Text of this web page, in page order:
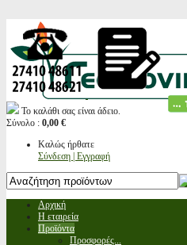
Το καλάθι σας είναι άδειο.
Σύνολο : 0,00 €
Καλώς ήρθατε
Σύνδεση | Εγγραφή
Αρχική
Η εταιρεία
Προϊόντα
Προσφορές...